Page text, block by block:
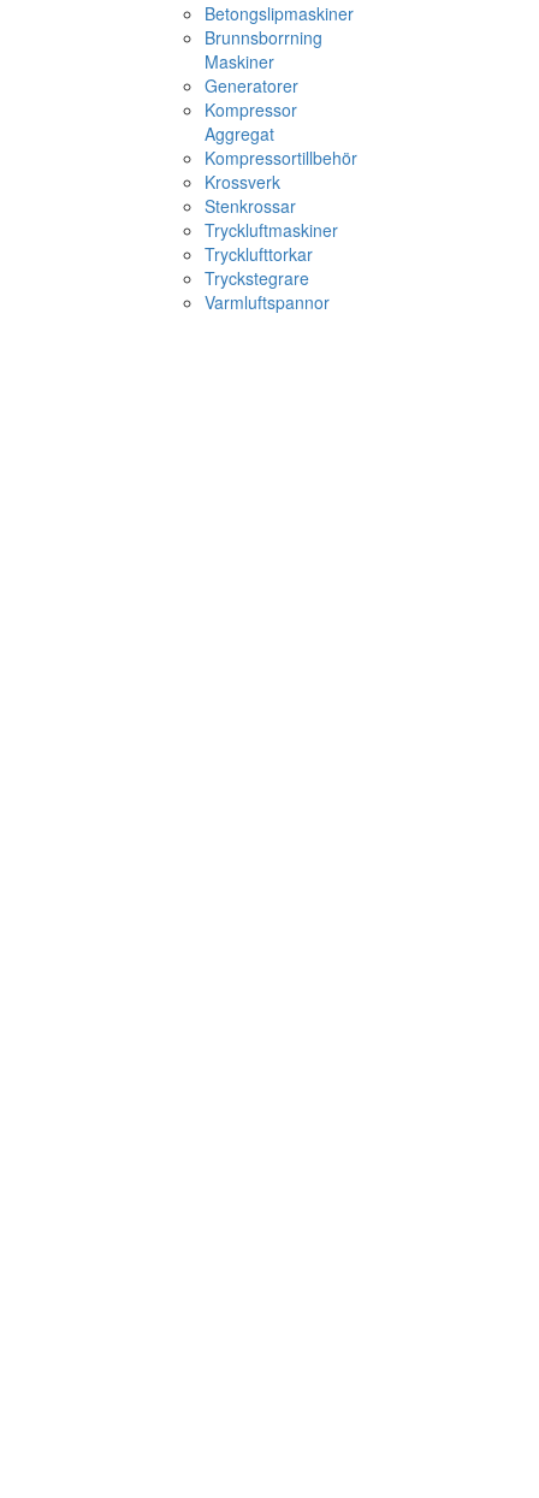
Betongslipmaskiner
Brunnsborrning
Maskiner
Generatorer
Kompressor
Aggregat
Kompressortillbehör
Krossverk
Stenkrossar
Tryckluftmaskiner
Trycklufttorkar
Tryckstegrare
Varmluftspannor